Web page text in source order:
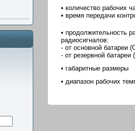
• количество рабочих
• время передачи
• продолжительность
радиосигналов:
- от основной батареи
- от резервной
• габаритные размеры
• диапазон рабочих